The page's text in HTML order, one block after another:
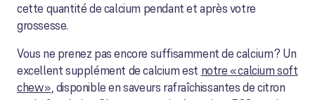
cette quantité de calcium pendant et après votre
grossesse.
Vous ne prenez pas encore suffisamment de calcium ? Un
excellent supplément de calcium est notre « calcium soft
chew », disponible en saveurs rafraîchissantes de citron